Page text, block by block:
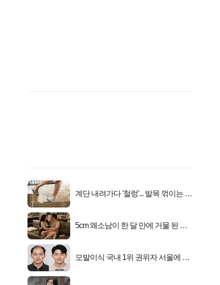
계단 내려가다 '철렁'... 발목 꺾이는 이
5cm 왜소남이 한 달 만에 거물 된 사
모발이식 국내 1위 권위자 서울에 있